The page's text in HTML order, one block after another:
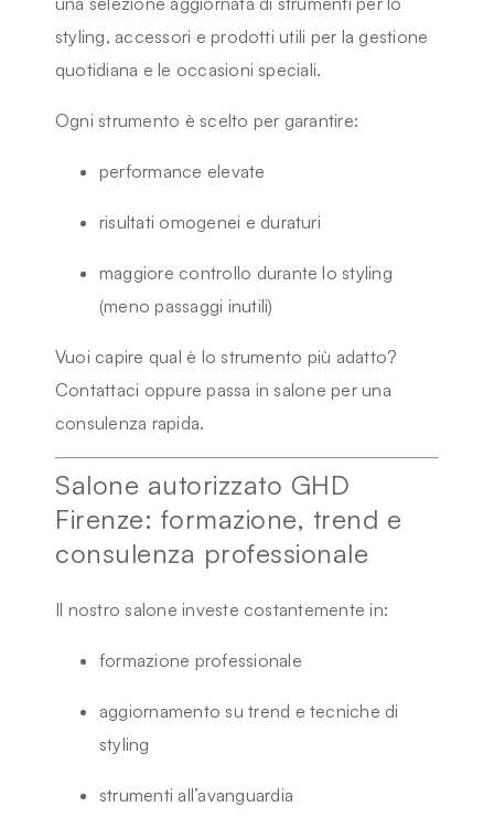
styling, accessori e prodotti utili per la gestione
quotidiana e le occasioni speciali.
Ogni strumento è scelto per garantire:
performance elevate
risultati omogenei e duraturi
maggiore controllo durante lo styling
(meno passaggi inutili)
Vuoi capire qual è lo strumento più adatto?
Contattaci oppure passa in salone per una
consulenza rapida.
Salone autorizzato GHD
Firenze: formazione, trend e
consulenza professionale
Il nostro salone investe costantemente in:
formazione professionale
aggiornamento su trend e tecniche di
styling
strumenti all’avanguardia